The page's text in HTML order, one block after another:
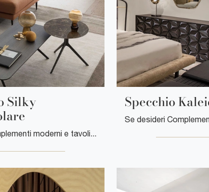
Silky
Se vuoi Complementi moderni e tavolini in legno scopri di più sul modello Tavolino Silky rettangolare dell'azienda Le Comfort.
Specchio